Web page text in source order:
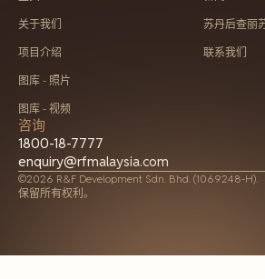
关于我们
项目介绍
图库 - 照片
图库 - 视频
苏丹后查丽
联系我们
咨询
1800-18-7777
enquiry@rfmalaysia.com
©2026 R&F Development Sdn. Bhd. (1069248-H).
保留所有权利。